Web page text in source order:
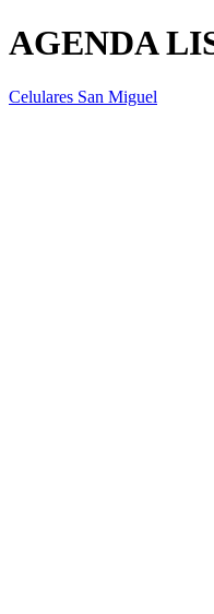
AGENDA
Celulares San Miguel